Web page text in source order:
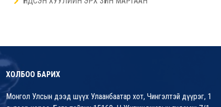
ХОЛБОО БАРИХ
Монгол Улсын дээд шүүх Улаанбаатар хот, Чингэлтэй дүүрэг, 1